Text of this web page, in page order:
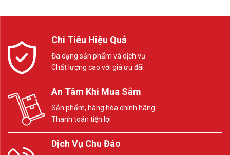
Chi Tiêu Hiệu Quả
Đa dạng sản phẩm và dịch vụ
Chất lượng cao với giá ưu đãi
An Tâm Khi Mua Sắm
Sản phẩm, hàng hóa chính hãng
Thanh toán tiện lợi
Dịch Vụ Chu Đáo